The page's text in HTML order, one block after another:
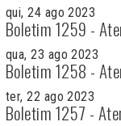
qui, 24 ago 2023
Boletim 1259 -
qua, 23 ago 2023
Boletim 1258 -
ter, 22 ago 2023
Boletim 1257 -